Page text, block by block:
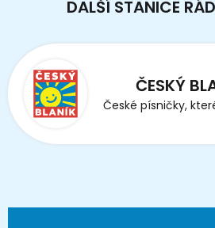
DALŠÍ STANICE
ČESKÝ
České písničky,